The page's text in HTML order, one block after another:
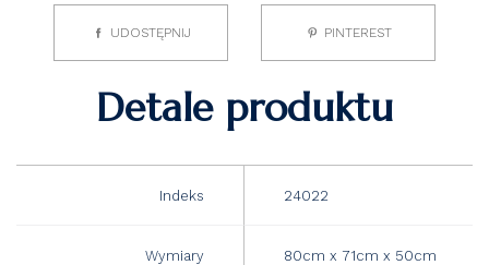
UDOSTĘPNIJ PINTEREST
Detale produktu
Indeks 24022
Wymiary 80cm x 71cm x 50cm